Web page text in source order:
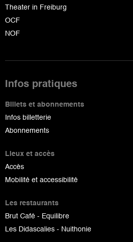
Theater in Freiburg
OCF
NOF
Infos pratiques
Billets et abonnements
Infos billetterie
Abonnements
Lieux et accès
Accès
Mobilité et accessibilité
Les restaurants
Brut Café - Equilibre
Les Didascalies - Nuithonie